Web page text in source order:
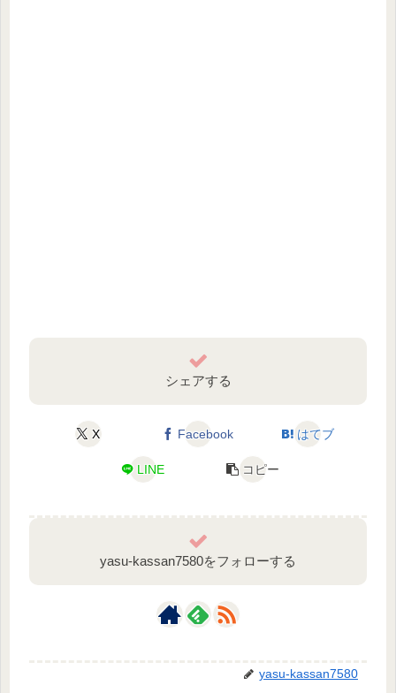
シェアする
X Facebook はてブ
LINE コピー
yasu-kassan7580をフォローする
yasu-kassan7580